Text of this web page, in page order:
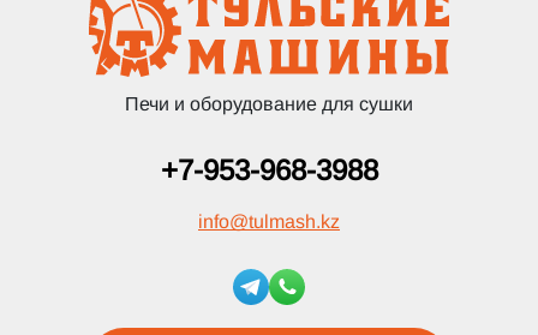
Печи и оборудование для сушки
+7-953-968-3988
info@tulmash.kz